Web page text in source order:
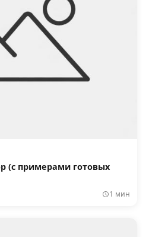
(с примерами готовых
1 мин